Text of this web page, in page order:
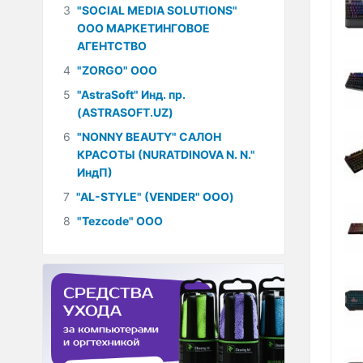
3 "SOCIAL MEDIA SOLUTIONS"
ООО МАРКЕТИНГОВОЕ
АГЕНТСТВО
4 "ZORGO" ООО
5 "AstraSoft" Инд. пр.
(ASTRASOFT.UZ)
6 "NONNY BEAUTY" САЛОН
КРАСОТЫ (NURATDINOVA N. N."
ИндП)
7 "AL-STYLE" (VENDER" ООО)
8 "Tezcode" ООО